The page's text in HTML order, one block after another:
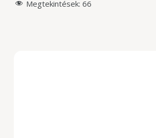
Megtekintések: 66